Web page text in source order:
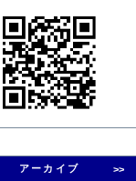
アーカイブ >>